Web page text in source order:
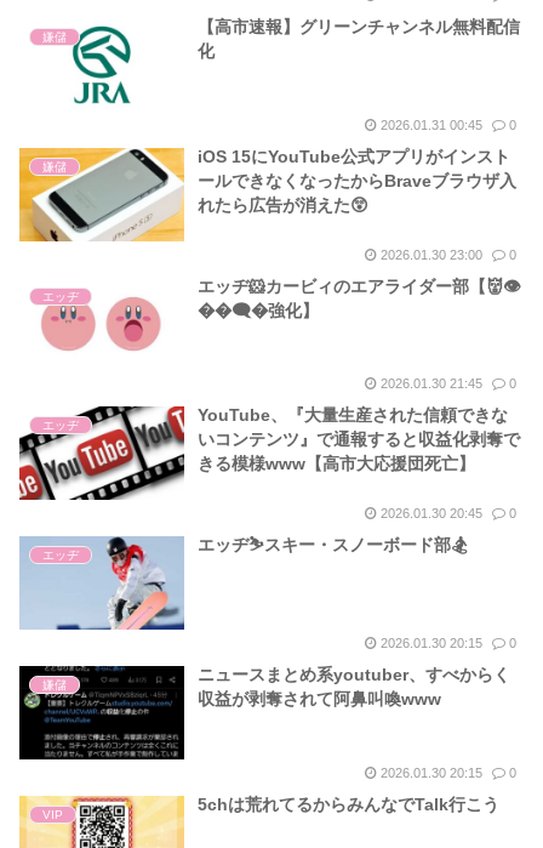
嫌儲
【高市速報】グリーンチャンネル無料配信
化
2026.01.31 00:45 0
嫌儲
iOS 15にYouTube公式アプリがインスト
ールできなくなったからBraveブラウザ入
れたら広告が消えた😲
2026.01.30 23:00 0
エッヂ
エッヂ🐹カービィのエアライダー部【👹👁
��🗨�強化】
2026.01.30 21:45 0
エッヂ
YouTube、『大量生産された信頼できな
いコンテンツ』で通報すると収益化剥奪で
きる模様www【高市大応援団死亡】
2026.01.30 20:45 0
エッヂ
エッヂ⛷️スキー・スノーボード部🏂
2026.01.30 20:15 0
嫌儲
ニュースまとめ系youtuber、すべからく
収益が剥奪されて阿鼻叫喚www
2026.01.30 20:15 0
VIP
5chは荒れてるからみんなでTalk行こう